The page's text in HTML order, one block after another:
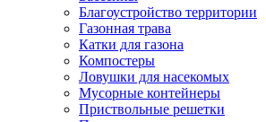
Благоустройство территории
Газонная трава
Катки для газона
Компостеры
Ловушки для насекомых
Мусорные контейнеры
Приствольные решетки